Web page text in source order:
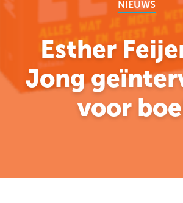
NIEUWS
Esther
Jong
voor